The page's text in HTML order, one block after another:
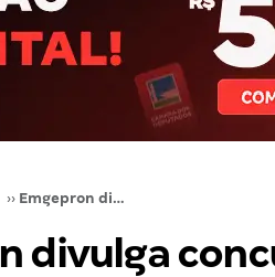
›› Emgepron divulga concurso para Escola Técnica do Arsenal da Marinha (ETAM) com 60 vagas!
divulga